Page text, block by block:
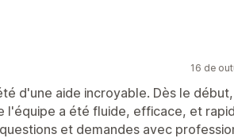
16 de
d'une aide incroyable. Dès le
l'équipe a été fluide, efficace, et
et demandes avec